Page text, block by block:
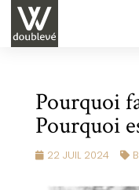
Pourquoi
Pourquoi
22 JUIL 2024